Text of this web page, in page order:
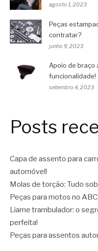
agosto 1, 2023
Peças
contratar?
junho 9, 2023
Apoio de braço
funcionalidade!
setembro 4, 2023
Posts
Capa de assento para
automóvel!
Molas de torção: Tudo
Peças para motos no
Liame trambulador: o
perfeita!
Peças para assentos